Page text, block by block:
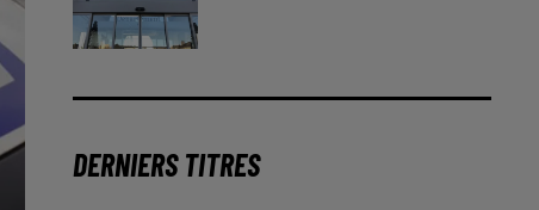
DERNIERS TITRES